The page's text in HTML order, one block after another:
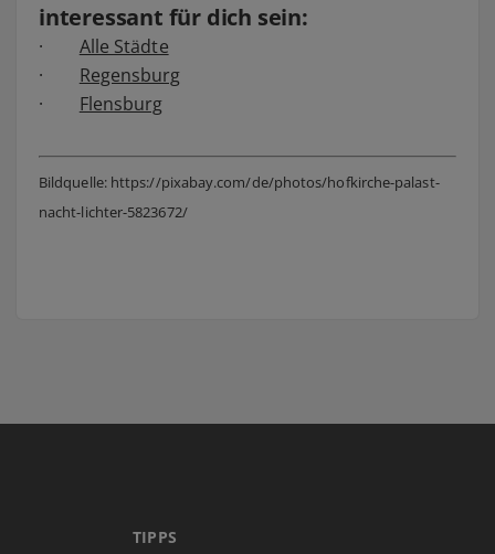
interessant für dich sein:
· Alle Städte
· Regensburg
· Flensburg
Bildquelle: https://pixabay.com/de/photos/hofkirche-palast-
nacht-lichter-5823672/
TIPPS